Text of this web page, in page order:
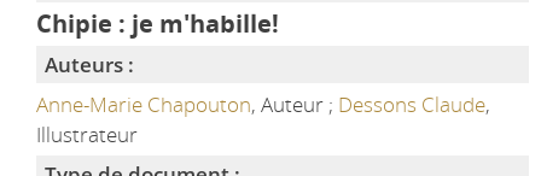
Chipie : je m'habille!
Auteurs :
Anne-Marie Chapouton, Auteur ; Dessons Claude,
Illustrateur